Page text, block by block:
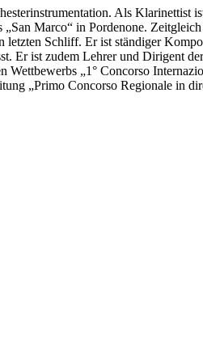
Als Klarinettist
Marco“ in Pordenone.
Schliff. Er ist ständiger
Er ist zudem Lehrer und Dirigent
Wettbewerbs „1° Concorso
„Primo Concorso Regionale in